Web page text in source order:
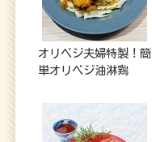
オリベジ夫婦特製！簡
単オリベジ油淋鶏